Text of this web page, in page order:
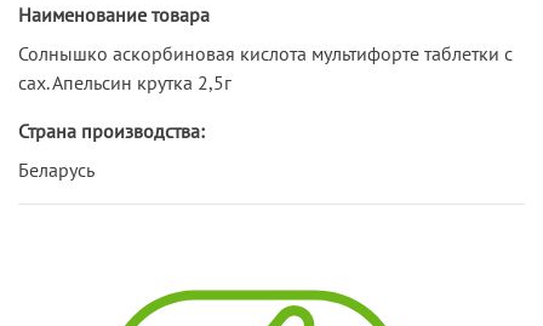
Наименование товара
Солнышко аскорбиновая кислота мультифорте таблетки с
сах. Апельсин крутка 2,5г
Страна производства:
Беларусь